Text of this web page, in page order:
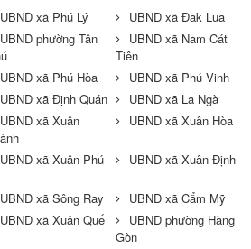
UBND xã Phú Lý
UBND xã Đak Lua
UBND phường Tân
UBND xã Nam Cát
Tiên
UBND xã Phú Hòa
UBND xã Phú Vinh
UBND xã Định Quán
UBND xã La Ngà
UBND xã Xuân
UBND xã Xuân Hòa
UBND xã Xuân Phú UBND xã Xuân Định
UBND xã Sông Ray
UBND xã Cẩm Mỹ
UBND xã Xuân Quế
UBND phường Hàng
Gòn